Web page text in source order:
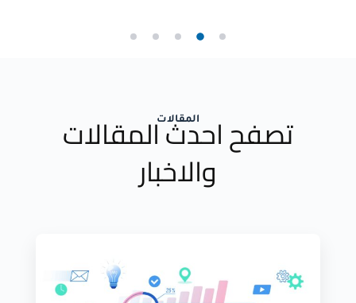
المقالات
تصفح احدث المقالات
والاخبار